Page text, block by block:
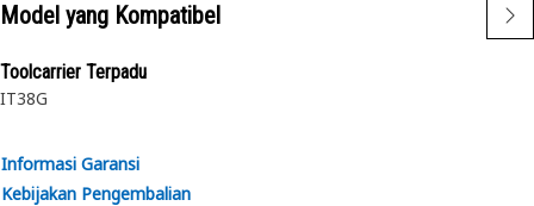
Model yang Kompatibel
Toolcarrier Terpadu
IT38G
Informasi Garansi
Kebijakan Pengembalian